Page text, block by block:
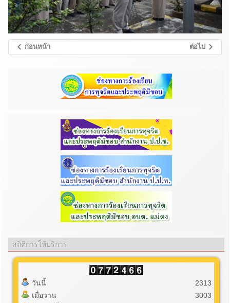
ก่อนหน้า ต่อไป
สถิติการให้บริการ
วันนี้
เมื่อวาน
2313
3003